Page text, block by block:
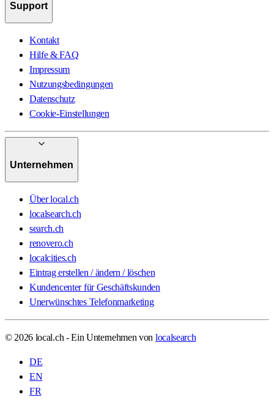
Support
Kontakt
Hilfe & FAQ
Impressum
Nutzungsbedingungen
Datenschutz
Cookie-Einstellungen
Unternehmen
Über local.ch
localsearch.ch
search.ch
renovero.ch
localcities.ch
Eintrag erstellen / ändern / löschen
Kundencenter für Geschäftskunden
Unerwünschtes Telefonmarketing
© 2026 local.ch - Ein Unternehmen von localsearch
DE
EN
FR